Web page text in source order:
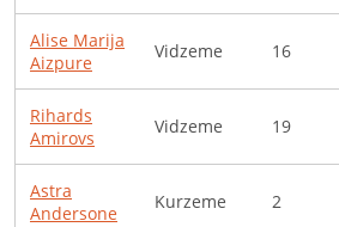
Alise Marija
Aizpure
Vidzeme 16
Rihards
Amirovs
Vidzeme 19
Astra
Andersone
Kurzeme 2